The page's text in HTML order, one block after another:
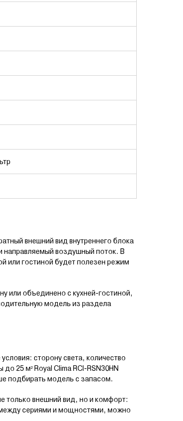
внешний вид внутреннего блока
направляемый воздушный поток. В
или гостиной будет полезен режим
или объединено с кухней-гостиной,
модель из раздела
сторону света, количество
25 м² Royal Clima RCI-RSN30HN
подбирать модель с запасом.
только внешний вид, но и комфорт:
между сериями и мощностями, можно